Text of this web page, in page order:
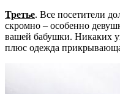
Третье. Все посетители
скромно – особенно
вашей бабушки. Никаких
плюс одежда